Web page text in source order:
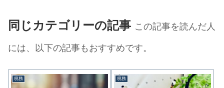
同じカテゴリーの記事 この記事を読んだ人
には、以下の記事もおすすめです。
税務 税務